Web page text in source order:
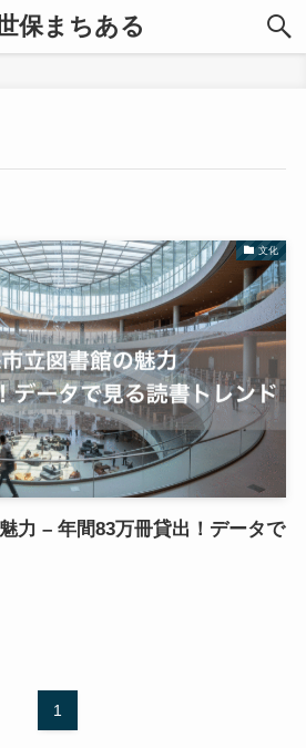
保まちある
文化
力 – 年間83万冊貸出！データで
1